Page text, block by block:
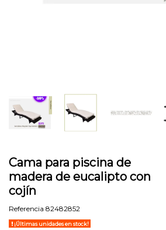
Cama para piscina de
madera de eucalipto con
cojín
Referencia 82482852
¡Últimas unidades en stock!